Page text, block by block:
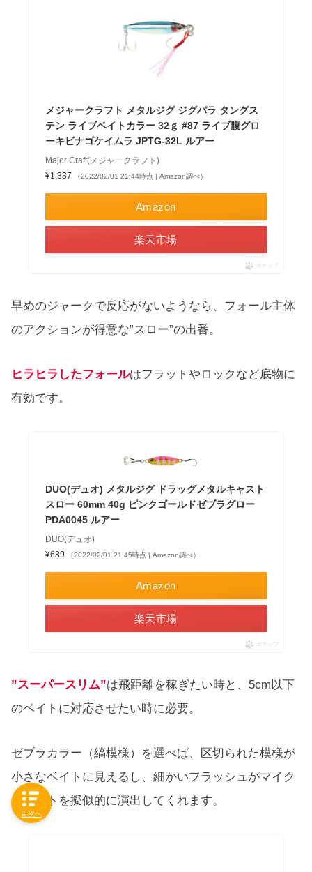
メジャークラフト メタルジグ ジグパラ タングス
テン ライブベイトカラー 32ｇ #87 ライブ腹グロ
ーキビナゴケイムラ JPTG-32L ルアー
Major Craft(メジャークラフト)
¥1,337
（2022/02/01 21:44時点 | Amazon調べ）
Amazon
楽天市場
ポチップ
早めのジャークで反応がないようなら、フォール主体
のアクションが得意な”スロー”の出番。
ヒラヒラしたフォールはフラットやロックなど底物に
有効です。
DUO(デュオ) メタルジグ ドラッグメタルキャスト
スロー 60mm 40g ピンクゴールドゼブラグロー
PDA0045 ルアー
DUO(デュオ)
¥689
（2022/02/01 21:45時点 | Amazon調べ）
Amazon
楽天市場
ポチップ
”スーパースリム”は飛距離を稼ぎたい時と、5cm以下
のベイトに対応させたい時に必要。
ゼブラカラー（縞模様）を選べば、区切られた模様が
小さなベイトに見えるし、細かいフラッシュがマイク
ロベイトを擬似的に演出してくれます。
目次へ